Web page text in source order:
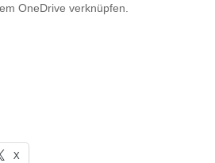
OneDrive verknüpfen.
X